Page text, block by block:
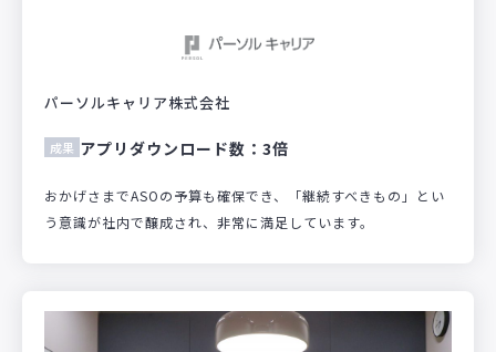
パーソルキャリア株式会社
成果 アプリダウンロード数：3倍
おかげさまでASOの予算も確保でき、「継続すべきもの」とい
う意識が社内で醸成され、非常に満足しています。